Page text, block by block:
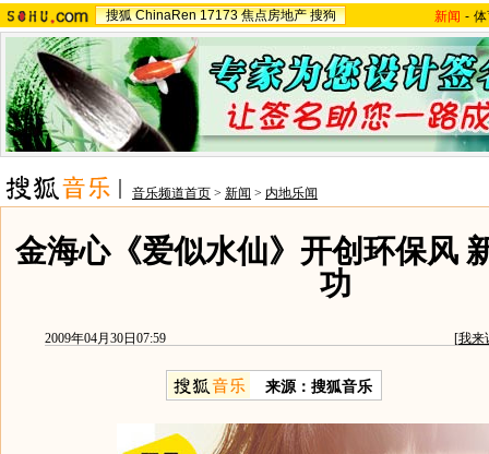
搜狐 ChinaRen 17173 焦点房地产 搜狗 新闻 -
音乐频道首页 > 新闻 > 内地乐闻
金海心《爱似水仙》开创环保风
功
2009年04月30日07:59 [我来
来源： 搜狐音乐